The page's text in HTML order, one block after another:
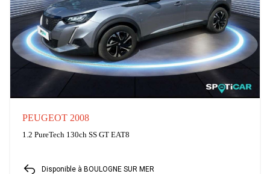
PEUGEOT 2008
1.2 PureTech 130ch SS GT EAT8
Disponible à BOULOGNE SUR MER